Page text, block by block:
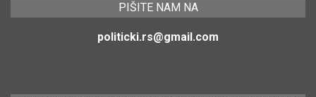
PIŠITE NAM NA
politicki.rs@gmail.com